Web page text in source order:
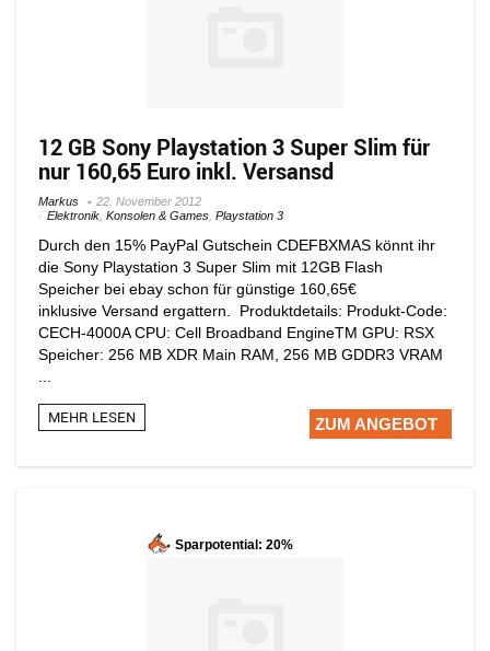
12 GB Sony Playstation 3 Super Slim für
nur 160,65 Euro inkl. Versansd
Markus
22. November 2012
Elektronik Konsolen & Games Playstation 3
Durch den 15% PayPal Gutschein CDEFBXMAS könnt ihr
die Sony Playstation 3 Super Slim mit 12GB Flash
Speicher bei ebay schon für günstige 160,65€
inklusive Versand ergattern. Produktdetails: Produkt-Code:
CECH-4000A CPU: Cell Broadband EngineTM GPU: RSX
Speicher: 256 MB XDR Main RAM, 256 MB GDDR3 VRAM
MEHR LESEN ZUM ANGEBOT
Sparpotential: 20%